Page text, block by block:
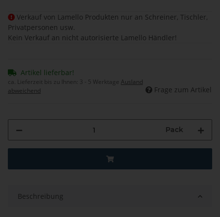
Verkauf von Lamello Produkten nur an Schreiner, Tischler,
Privatpersonen usw.
Kein Verkauf an nicht autorisierte Lamello Händler!
Artikel lieferbar!
ca. Lieferzeit bis zu Ihnen: 3 - 5 Werktage Ausland
abweichend
Frage zum Artikel
Pack
Beschreibung